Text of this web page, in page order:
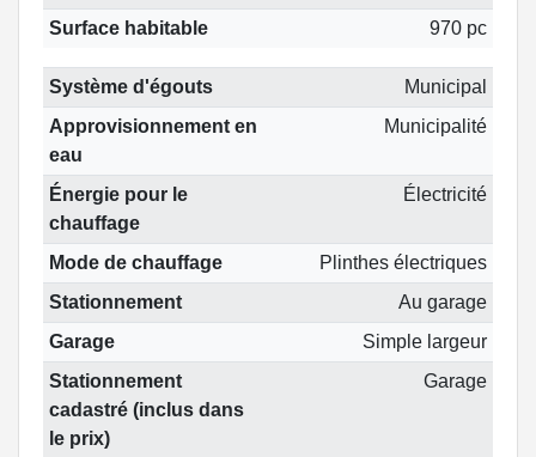
Surface habitable
970 pc
Système d'égouts
Municipal
Approvisionnement en
eau
Municipalité
Énergie pour le
chauffage
Électricité
Mode de chauffage
Plinthes électriques
Stationnement
Au garage
Garage
Simple largeur
Stationnement
cadastré (inclus dans
le prix)
Garage